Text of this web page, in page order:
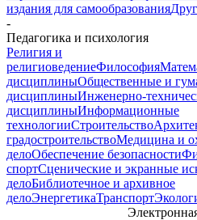
издания для самообразования
-
Педагогика и психология
Религия и
религиоведениеФилософия
дисциплиныОбщественные и
дисциплиныИнженерно-
дисциплиныИнформационные
технологииСтроительство
градостроительствоМедицина и
делоОбеспечение безопасности
спортСценические и экранные
делоБиблиотечное и архивное
делоЭнергетикаТранспорт